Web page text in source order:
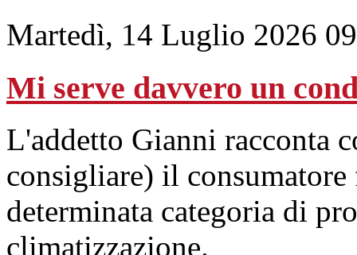
Martedì, 14 Luglio 2026
Mi serve davvero un
L'addetto Gianni racconta
consigliare) il consumatore
determinata categoria di
climatizzazione.